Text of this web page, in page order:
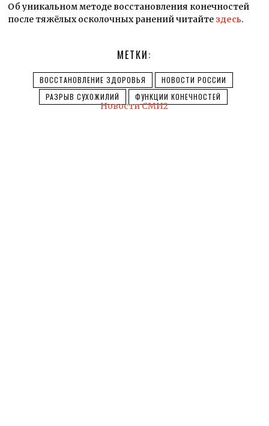
Об уникальном методе восстановления конечностей
после тяжёлых осколочных ранений читайте здесь.
МЕТКИ:
ВОССТАНОВЛЕНИЕ ЗДОРОВЬЯ
НОВОСТИ РОССИИ
РАЗРЫВ СУХОЖИЛИЙ
ФУНКЦИИ КОНЕЧНОСТЕЙ
Новости СМИ2